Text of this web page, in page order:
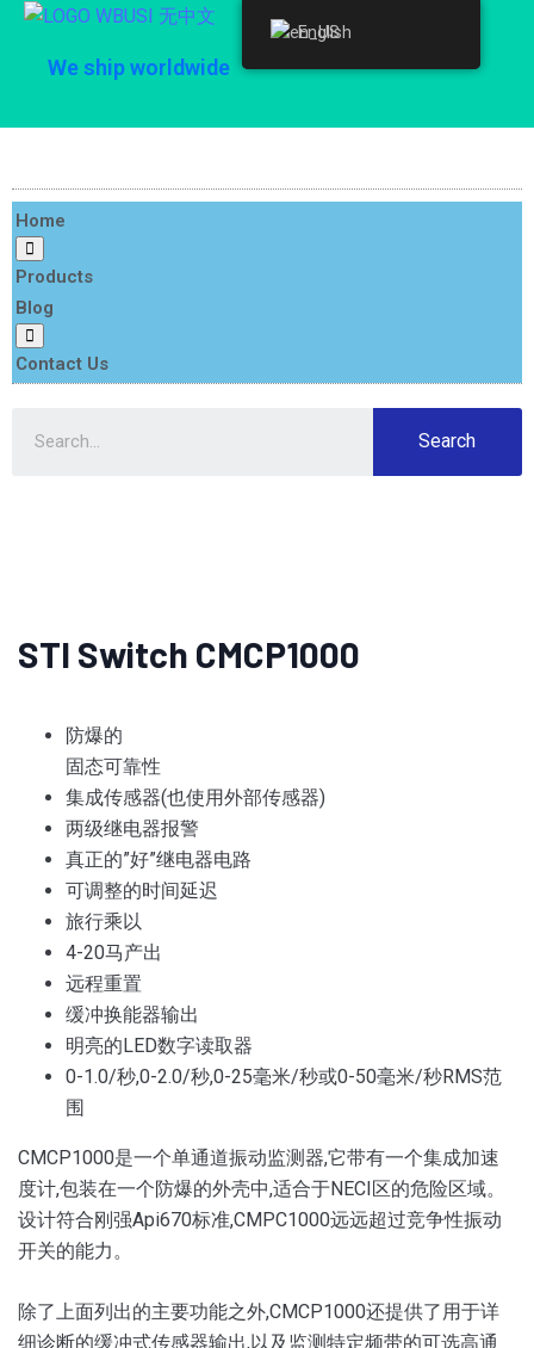
We ship worldwide
Home
Products
Blog
Contact Us
Search
STI Switch CMCP1000
防爆的
固态可靠性
集成传感器(也使用外部传感器)
两级继电器报警
真正的”好”继电器电路
可调整的时间延迟
旅行乘以
4-20马产出
远程重置
缓冲换能器输出
明亮的LED数字读取器
0-1.0/秒,0-2.0/秒,0-25毫米/秒或0-50毫米/秒RMS范
围
CMCP1000是一个单通道振动监测器,它带有一个集成加速
度计,包装在一个防爆的外壳中,适合于NECI区的危险区域。
设计符合刚强Api670标准,CMPC1000远远超过竞争性振动
开关的能力。
除了上面列出的主要功能之外,CMCP1000还提供了用于详
细诊断的缓冲式传感器输出,以及监测特定频带的可选高通
English
English